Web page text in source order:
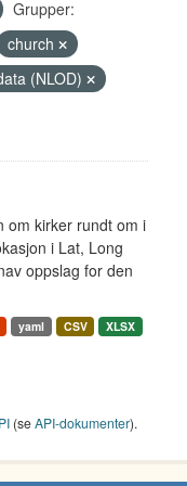
Grupper:
church
(NLOD)
om kirker rundt om i
i Lat, Long
oppslag for den
yaml CSV
XLSX
(seAPI-dokumenter).